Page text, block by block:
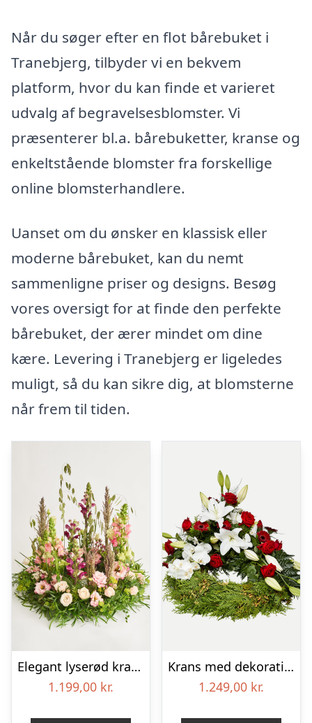
Når du søger efter en flot bårebuket i
Tranebjerg, tilbyder vi en bekvem
platform, hvor du kan finde et varieret
udvalg af begravelsesblomster. Vi
præsenterer bl.a. bårebuketter, kranse og
enkeltstående blomster fra forskellige
online blomsterhandlere.
Uanset om du ønsker en klassisk eller
moderne bårebuket, kan du nemt
sammenligne priser og designs. Besøg
vores oversigt for at finde den perfekte
bårebuket, der ærer mindet om dine
kære. Levering i Tranebjerg er ligeledes
muligt, så du kan sikre dig, at blomsterne
når frem til tiden.
Elegant lyserød krans
1.199,00 kr.
Krans med dekoration i klassisk stil – rød og hvid
1.249,00 kr.